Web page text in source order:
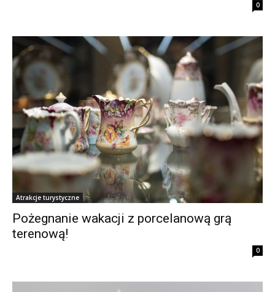
0
Atrakcje turystyczne
Pożegnanie wakacji z porcelanową grą
terenową!
0